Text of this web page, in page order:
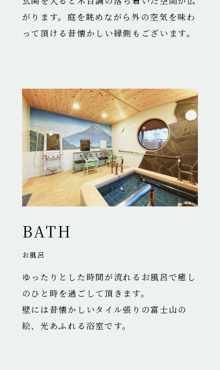
がります。 庭を眺めながら外の空気を味わ
って頂ける昔懐かしい縁側もございます。
BATH
お風呂
ゆったりとした時間が流れるお風呂で癒し
のひと時を過ごして頂きます。
壁には昔懐かしいタイル張りの富士山の
絵、光あふれる浴室です。